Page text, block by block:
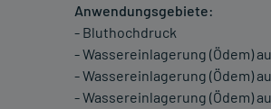
Anwendungsgebiete:
- Bluthochdruck
- Wassereinlagerung (Ödem)
- Wassereinlagerung (Ödem)
- Wassereinlagerung (Ödem)